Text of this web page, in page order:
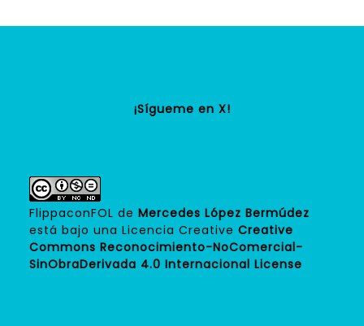
¡Sígueme en X!
FlippaconFOL de Mercedes López Bermúdez
está bajo una Licencia Creative Creative
Commons Reconocimiento-NoComercial-
SinObraDerivada 4.0 Internacional License